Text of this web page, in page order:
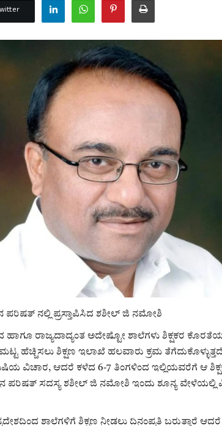
ಪರಿಷತ್ ನಲ್ಲಿ ಪ್ರಸ್ತಾಪಿಸಿದ ಶಶೀಲ್ ಜಿ ನಮೋಶಿ
ರಾಜ್ಯದಾದ್ಯಂತ ಅದೇಷ್ಟೋ ಶಾಲೆಗಳು ಶಿಕ್ಷಕರ
ಹೆಚ್ಚಿಸಲು ಶಿಕ್ಷಣ ಇಲಾಖೆ ಹಲವಾರು ಕ್ರಮ
ವಿಚಾರ, ಆದರೆ ಕಳೆದ 6-7 ತಿಂಗಳಿಂದ ಇಲ್ಲಿಯವರೆಗೆ ಆ
ಸದಸ್ಯ ಶಶೀಲ್ ಜಿ ನಮೋಶಿ ಇಂದು ಶೂನ್ಯ ವೇಳೆಯಲ್ಲಿ
ಶಾಲೆಗಳಿಗೆ ಶಿಕ್ಷಣ ನೀಡಲು ದಿನಂಪ್ರತಿ ಬರುತ್ತಾರೆ